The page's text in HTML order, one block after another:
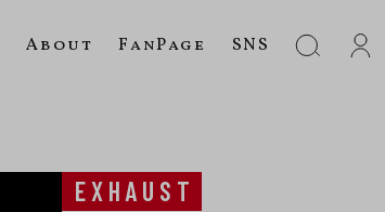
About FanPage SNS
EXHAUST